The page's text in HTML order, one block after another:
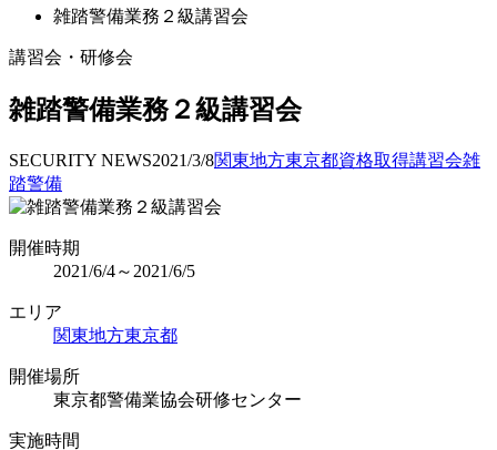
雑踏警備業務２級講習会
講習会・研修会
雑踏警備業務２級講習会
SECURITY NEWS2021/3/8関東地方東京都資格取得講習会雑
踏警備
開催時期
2021/6/4～2021/6/5
エリア
関東地方東京都
開催場所
東京都警備業協会研修センター
実施時間